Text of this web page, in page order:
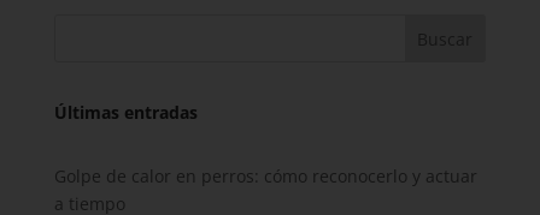
Buscar
Últimas entradas
Golpe de calor en perros: cómo reconocerlo y actuar
a tiempo